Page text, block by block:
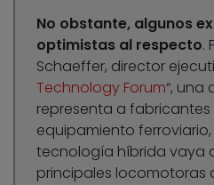
No obstante, algunos
optimistas al respecto.
Schaeffer, director
Technology Forum“, una
representa a
equipamiento
tecnología híbrida vaya
principales locomotoras